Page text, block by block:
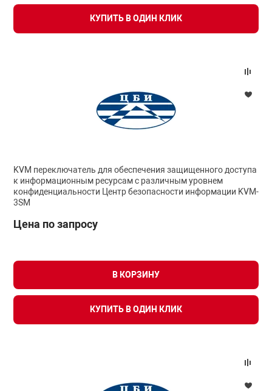
КУПИТЬ В ОДИН КЛИК
KVM переключатель для обеспечения защищенного доступа
к информационным ресурсам с различным уровнем
конфиденциальности Центр безопасности информации KVM-
3SM
Цена по запросу
В КОРЗИНУ
КУПИТЬ В ОДИН КЛИК